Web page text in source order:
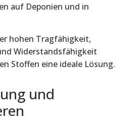
auf Deponien und in
hohen Tragfähigkeit,
Widerstandsfähigkeit
Stoffen eine ideale Lösung.
und